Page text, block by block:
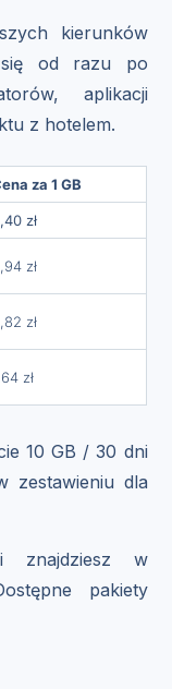
kierunków
się od razu po
aplikacji
z hotelem.
za 1 GB
zł
zł
zł
zł
10 GB / 30 dni
zestawieniu dla
znajdziesz w
pakiety